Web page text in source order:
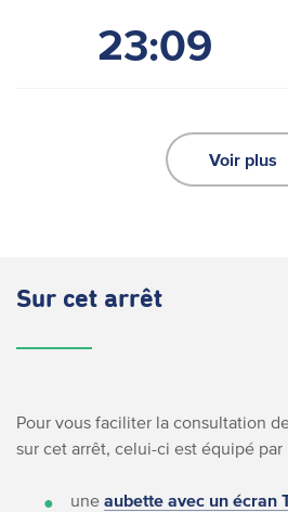
23:09
Voir plus
Sur cet arrêt
Pour vous faciliter la consultation
sur cet arrêt, celui-ci est équipé par
une aubette avec un écran